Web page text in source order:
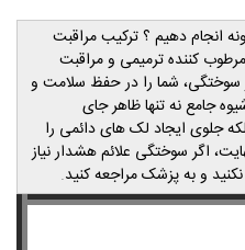
انجام دهیم ؟ ترکیب مراقبت
کننده ترمیمی و مراقبت
سوختگی، شما را در حفظ سلامت و
جامع نه تنها ظاهر جای
جلوی ایجاد لک های دائمی را
اگر سوختگی علائم هشدار نیاز
و به پزشک مراجعه کنید.